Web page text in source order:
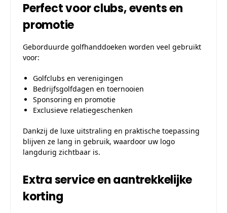
Perfect voor clubs, events en
promotie
Geborduurde golfhanddoeken worden veel gebruikt
voor:
Golfclubs en verenigingen
Bedrijfsgolfdagen en toernooien
Sponsoring en promotie
Exclusieve relatiegeschenken
Dankzij de luxe uitstraling en praktische toepassing
blijven ze lang in gebruik, waardoor uw logo
langdurig zichtbaar is.
Extra service en aantrekkelijke
korting